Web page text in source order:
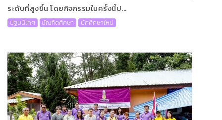
ระดับที่สูงขึ้น โดยกิจกรรมในครั้งนี้ป...
ปฐมนิเทศ บัณฑิตศึกษา นักศึกษาใหม่